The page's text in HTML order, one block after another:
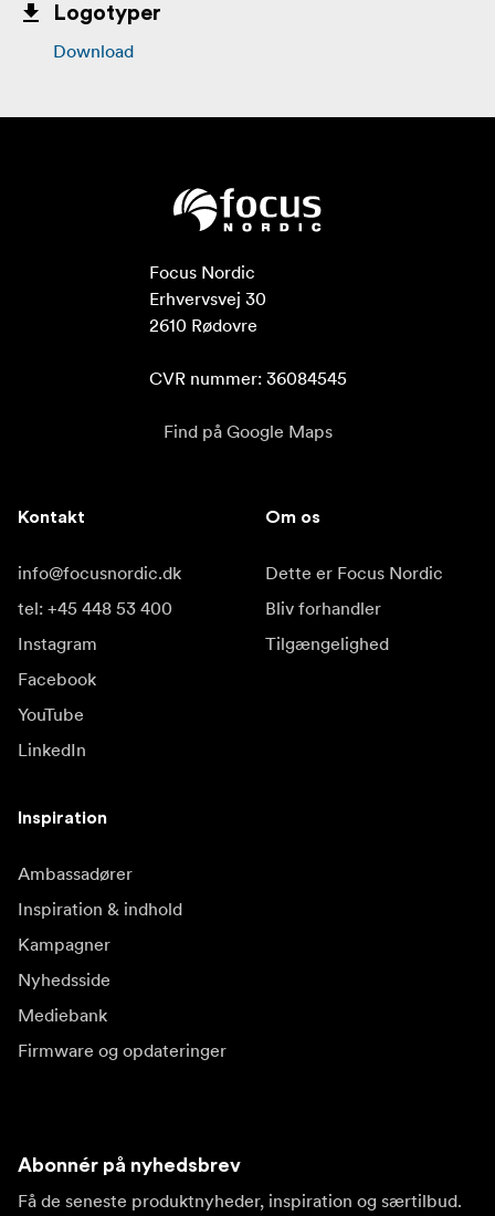
Logotyper
Download
Focus Nordic
Erhvervsvej 30
2610 Rødovre
CVR nummer: 36084545
Find på Google Maps
Kontakt
info@focusnordic.dk
tel: +45 448 53 400
Instagram
Facebook
YouTube
LinkedIn
Om os
Dette er Focus Nordic
Bliv forhandler
Tilgængelighed
Inspiration
Ambassadører
Inspiration & indhold
Kampagner
Nyhedsside
Mediebank
Firmware og opdateringer
Abonnér på nyhedsbrev
Få de seneste produktnyheder, inspiration og særtilbud.